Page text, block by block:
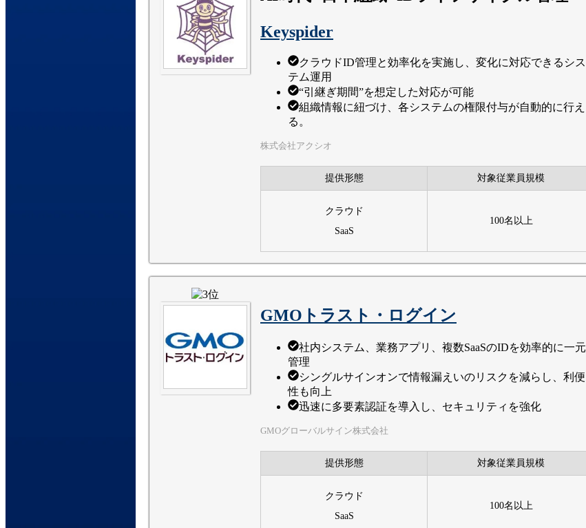
Keyspider
クラウドID管理と効率化を実施し、変化に対応できるシス
テム運用
“引継ぎ期間”を想定した対応が可能
組織情報に紐づけ、各システムの権限付与が自動的に行え
る。
株式会社アクシオ
提供形態 対象従業員規模
クラウド
SaaS
100名以上
GMOトラスト・ログイン
社内システム、業務アプリ、複数SaaSのIDを効率的に一元
管理
シングルサインオンで情報漏えいのリスクを減らし、利便
性も向上
迅速に多要素認証を導入し、セキュリティを強化
GMOグローバルサイン株式会社
提供形態 対象従業員規模
クラウド
SaaS
100名以上